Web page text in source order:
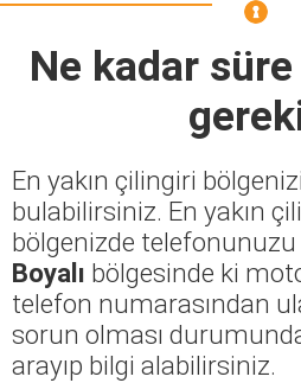
Ne kadar
En yakın çilingiri
bulabilirsiniz. En yakın
bölgenizde
Boyalı bölgesinde ki
telefon numarasından
sorun olması
arayıp bilgi alabilirsiniz.